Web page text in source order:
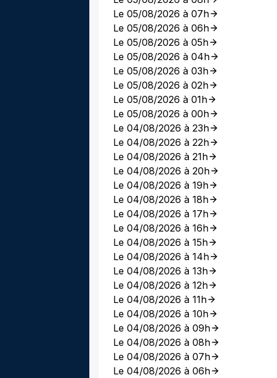
Le 05/08/2026 à 07h
Le 05/08/2026 à 06h
Le 05/08/2026 à 05h
Le 05/08/2026 à 04h
Le 05/08/2026 à 03h
Le 05/08/2026 à 02h
Le 05/08/2026 à 01h
Le 05/08/2026 à 00h
Le 04/08/2026 à 23h
Le 04/08/2026 à 22h
Le 04/08/2026 à 21h
Le 04/08/2026 à 20h
Le 04/08/2026 à 19h
Le 04/08/2026 à 18h
Le 04/08/2026 à 17h
Le 04/08/2026 à 16h
Le 04/08/2026 à 15h
Le 04/08/2026 à 14h
Le 04/08/2026 à 13h
Le 04/08/2026 à 12h
Le 04/08/2026 à 11h
Le 04/08/2026 à 10h
Le 04/08/2026 à 09h
Le 04/08/2026 à 08h
Le 04/08/2026 à 07h
Le 04/08/2026 à 06h